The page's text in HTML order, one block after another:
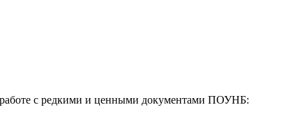
с редкими и ценными документами ПОУНБ: